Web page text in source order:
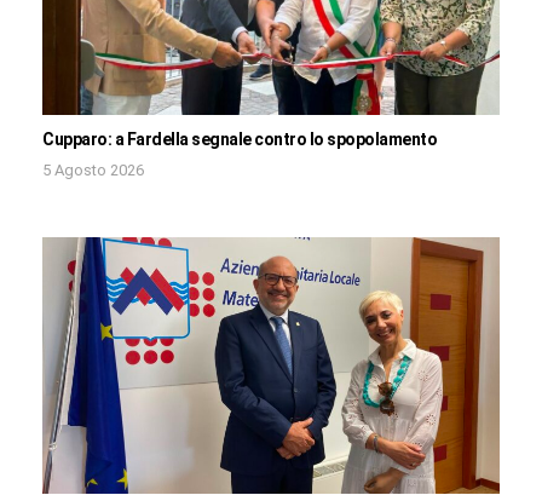
Cupparo: a Fardella segnale contro lo spopolamento
5 Agosto 2026